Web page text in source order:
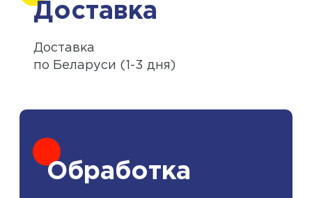
Доставка
Доставка
по Беларуси (1-3 дня)
Обработка